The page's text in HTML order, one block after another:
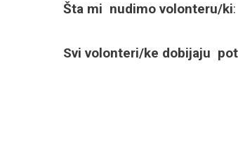
Šta mi nudimo volonteru/ki
Svi volonteri/ke dobijaju